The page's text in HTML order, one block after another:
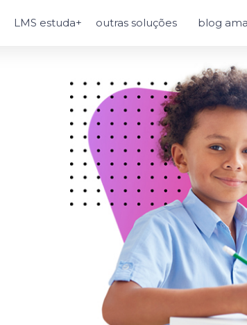
LMS estuda+ outras soluções blog